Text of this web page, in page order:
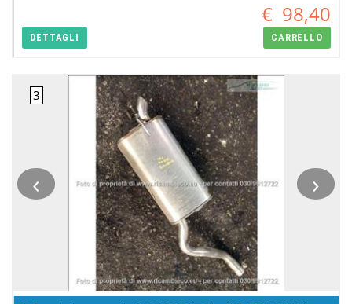
€ 98,40
DETTAGLI CARRELLO
‹ ›